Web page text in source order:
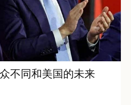
不同和美国的未来